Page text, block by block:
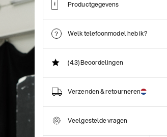
Productgegevens
Welk telefoonmodel heb ik?
(4.3)Beoordelingen
Verzenden & retourneren
Veelgestelde vragen